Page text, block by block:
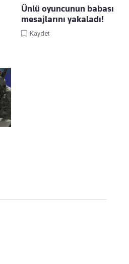
Ünlü oyuncunun babası
mesajlarını yakaladı!
Kaydet